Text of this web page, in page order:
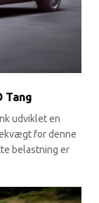
Tang
udviklet en
for denne
belastning er